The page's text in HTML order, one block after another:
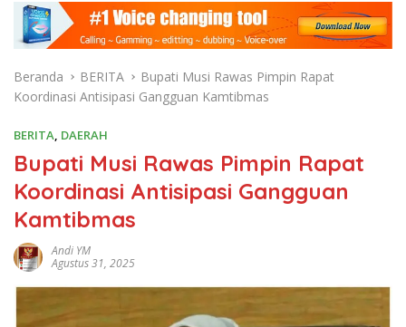
Beranda BERITA
Bupati Musi Rawas Pimpin Rapat
Koordinasi Antisipasi Gangguan Kamtibmas
BERITA, DAERAH
Bupati Musi Rawas Pimpin Rapat
Koordinasi Antisipasi Gangguan
Kamtibmas
Andi YM
Agustus 31, 2025